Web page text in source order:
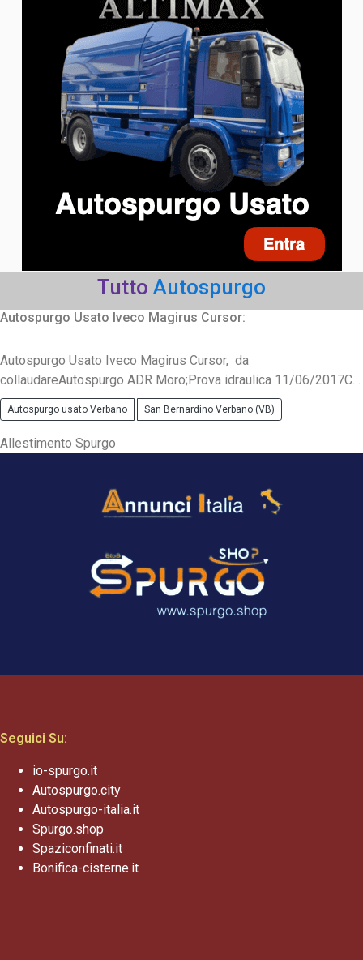
Tutto Autospurgo
Autospurgo Usato Iveco Magirus Cursor:
Autospurgo Usato Iveco Magirus Cursor, da
collaudareAutospurgo ADR Moro;Prova idraulica 11/06/2017C…
Autospurgo usato Verbano San Bernardino Verbano (VB)
Allestimento Spurgo
Seguici Su:
io-spurgo.it
Autospurgo.city
Autospurgo-italia.it
Spurgo.shop
Spaziconfinati.it
Bonifica-cisterne.it